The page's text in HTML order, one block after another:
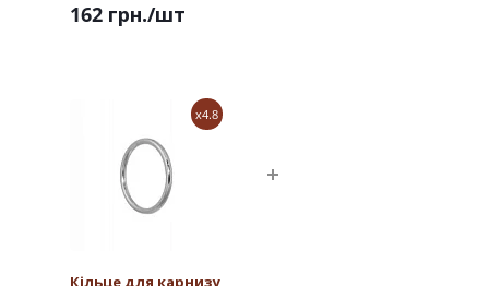
162 грн./шт
x4.8
Кільце для карнизу